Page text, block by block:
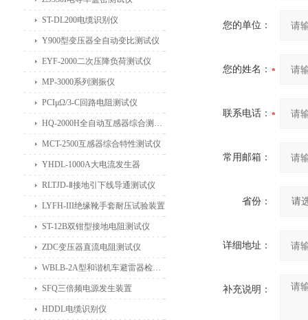
您的单位：
您的姓名：
联系电话：
常用邮箱：
省份：
详细地址：
补充说明：
ST-DL200电缆识别仪
Y900型变压器全自动变比测试仪
EYF-2000二次压降负荷测试仪
MP-3000系列测振仪
PCIμΩ/3-C回路电阻测试仪
HQ-2000H全自动互感器综合测试仪
MCT-2500互感器综合特性测试仪
YHDL-1000A大电流发生器
RLTJD-Ⅱ接地引下线导通测试仪
LYFH-III绝缘靴手套耐压试验装置
ST-12B双钳型接地电阻测试仪
ZDC变压器直流电阻测试仪
WBLB-2A型和谐机车避雷器检测仪
SFQ三倍频电源发生装置
HDDL电缆识别仪